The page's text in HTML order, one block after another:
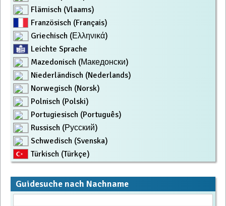
Flämisch (Vlaams)
Französisch (Français)
Griechisch (Ελληνικά)
Leichte Sprache
Mazedonisch (Македонски)
Niederländisch (Nederlands)
Norwegisch (Norsk)
Polnisch (Polski)
Portugiesisch (Português)
Russisch (Русский)
Schwedisch (Svenska)
Türkisch (Türkçe)
Guidesuche nach Nachname